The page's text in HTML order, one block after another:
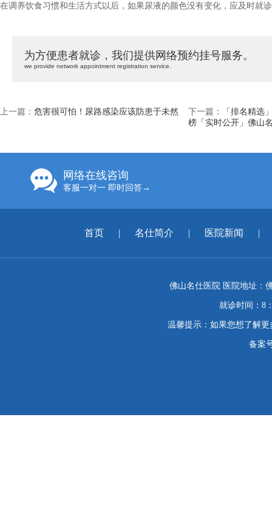
在调养饮食习惯和生活方式以后，如果尿液的颜色没有变化，应及时就
为方便患者就诊，我们提供网络预约挂号服务。
we provide network appointment registration service.
上一篇： 危害很可怕！尿路感染应该防患于未然 下一篇：
「排名精选
榜「实时公开」佛山
网络在线咨询
客服一对一 即时回答→
首页 | 名仕简介 | 医院新闻 |
佛山名仕医院 医院地址：
就诊时间：8
温馨提示：如果您想了解
备案